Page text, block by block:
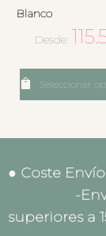
Blanco
Desde:
Seleccionar
● Coste
-Envío
superiores a